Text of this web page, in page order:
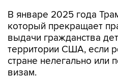
В январе 2025 года
который прекращает
выдачи гражданства
территории США, если
стране нелегально или
визам.